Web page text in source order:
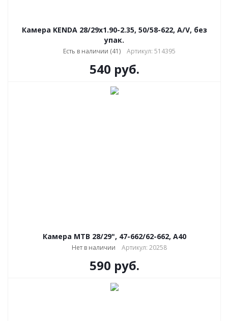
Камера KENDA 28/29x1.90-2.35, 50/58-622, A/V, без
упак.
Есть в наличии (41) Артикул: 514395
540 руб.
Камера MTB 28/29", 47-662/62-662, A40
Нет в наличии Артикул: 20258
590 руб.